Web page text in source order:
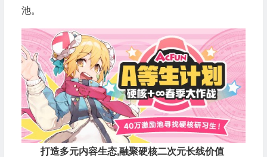
池。
打造多元内容生态,融聚硬核二次元长线价值